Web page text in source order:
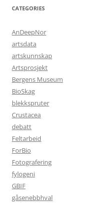
CATEGORIES
AnDeepNor
artsdata
artskunnskap
Artsprosjekt
Bergens Museum
BioSkag
blekkspruter
Crustacea
debatt
Feltarbeid
ForBio
Fotografering
fylogeni
GBIF
gåsenebbhval